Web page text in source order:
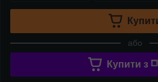
або
Купити з